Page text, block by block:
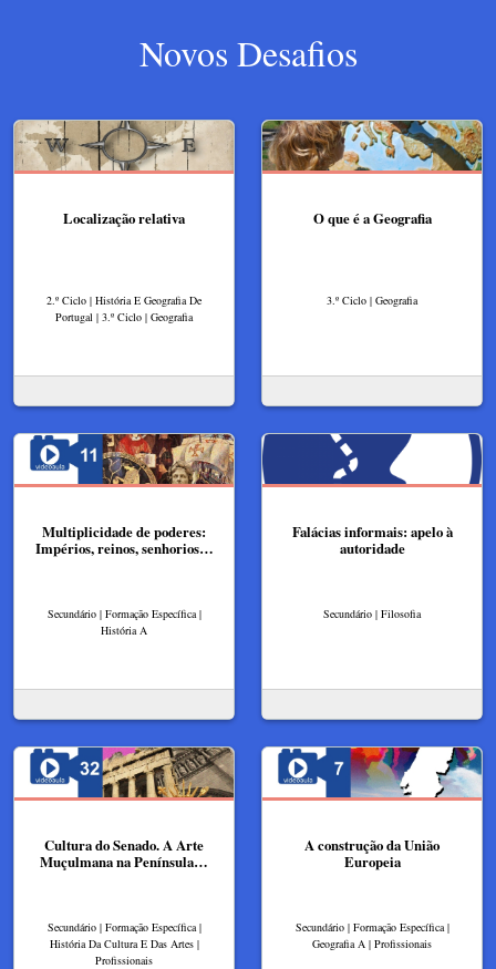
Novos Desafios
Localização relativa
2.º Ciclo | História E Geografia De
Portugal | 3.º Ciclo | Geografia
O que é a Geografia
3.º Ciclo | Geografia
Multiplicidade de poderes:
Impérios, reinos, senhorios…
Secundário | Formação Específica |
História A
Falácias informais: apelo à
autoridade
Secundário | Filosofia
Cultura do Senado. A Arte
Muçulmana na Península…
Secundário | Formação Específica |
História Da Cultura E Das Artes |
Profissionais
A construção da União
Europeia
Secundário | Formação Específica |
Geografia A | Profissionais